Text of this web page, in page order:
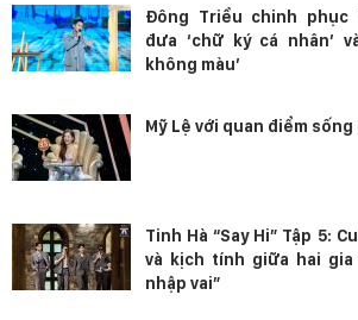
Đông Triều chinh phục
đưa ‘chữ ký cá nhân’
không màu’
Mỹ Lệ với quan điểm
Tinh Hà “Say Hi” Tập 5:
và kịch tính giữa hai gia
nhập vai”